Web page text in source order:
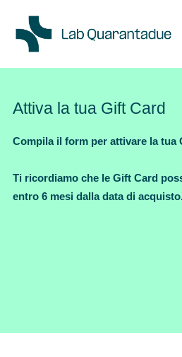
Skip to main content
Attiva la tua Gift Card
Compila il form per attivare la tua
Ti ricordiamo che le Gift Card
entro 6 mesi dalla data di